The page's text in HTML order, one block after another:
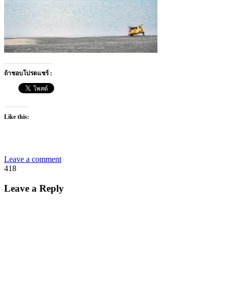
ถ้าชอบโปรดแชร์ :
Like this:
Leave a comment
418
Leave a Reply